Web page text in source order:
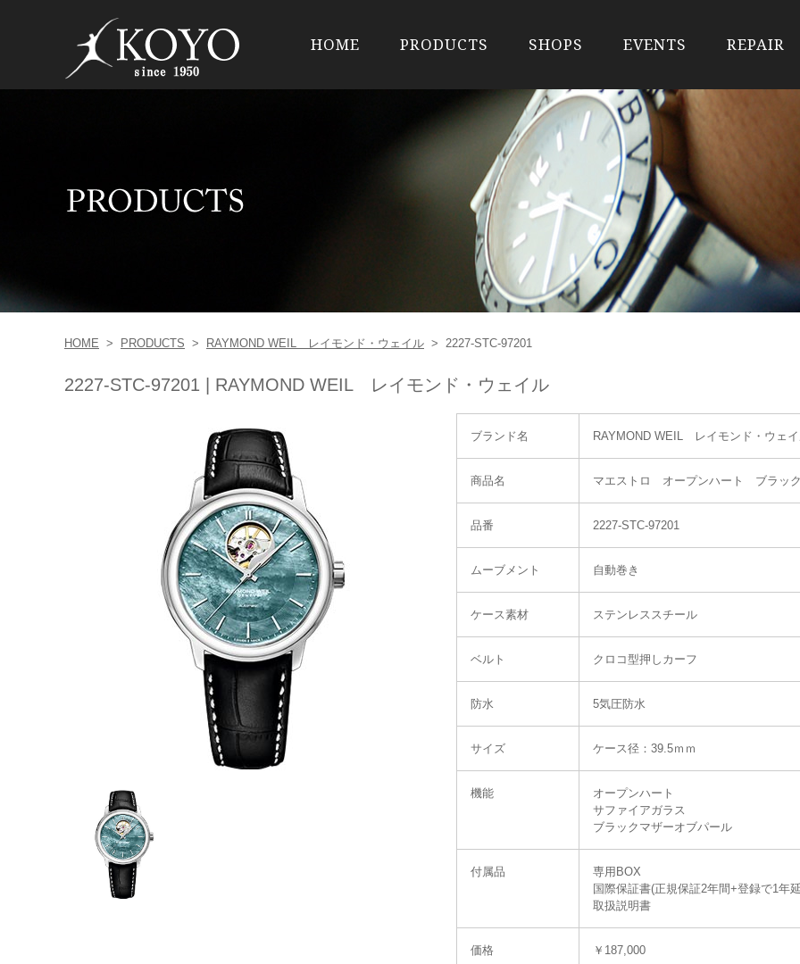
HOME PRODUCTS SHOPS EVENTS REPAIR
HOME > PRODUCTS > RAYMOND WEIL レイモンド・ウェイル > 2227-STC-97201
2227-STC-97201 | RAYMOND WEIL レイモンド・ウェイル
ブランド名 RAYMOND WEIL レイモンド・ウェ
商品名 マエストロ オープンハート ブラッ
品番 2227-STC-97201
ムーブメント 自動巻き
ケース素材 ステンレススチール
ベルト クロコ型押しカーフ
防水 5気圧防水
サイズ ケース径：39.5ｍｍ
機能
オープンハート
サファイアガラス
ブラックマザーオブパール
付属品
専用BOX
国際保証書(正規保証2年間+登録で1年
取扱説明書
価格 ￥187,000